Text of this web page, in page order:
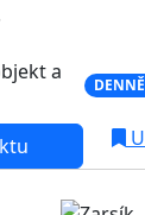
a